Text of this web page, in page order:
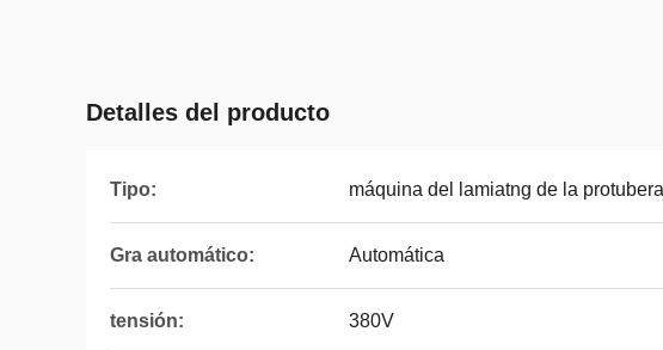
Detalles del producto
Tipo: máquina del lamiatng de la
Gra automático: Automática
tensión: 380V